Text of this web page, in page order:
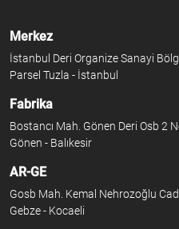
Merkez
İstanbul Deri Organize Sanayi
Parsel Tuzla - İstanbul
Fabrika
Bostancı Mah. Gönen Deri Osb 2
Gönen - Balıkesir
AR-GE
Gosb Mah. Kemal Nehrozoğlu
Gebze - Kocaeli